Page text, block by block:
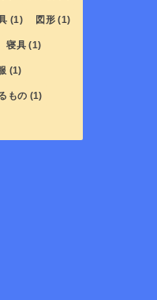
(1) 図形 (1)
寝具 (1)
(1)
もの (1)